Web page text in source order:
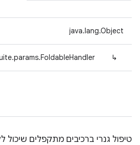
java.lang.Object
↳
טיפול גנרי ברכיבים מתקפלים